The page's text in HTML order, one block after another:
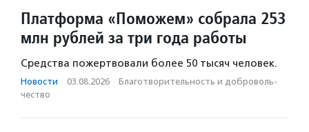
Платформа «Поможем» собрала 253
млн рублей за три года работы
Средства пожертвовали более 50 тысяч человек.
Новости · 03.08.2026 · Благотвори­тель­ность и доброволь­
чест­во